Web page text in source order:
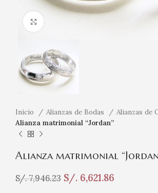
Inicio Alianzas de Bodas
Alianzas de
Alianza matrimonial “Jordan”
Alianza matrimonial
S/.7,946.23 S/. 6,621.86